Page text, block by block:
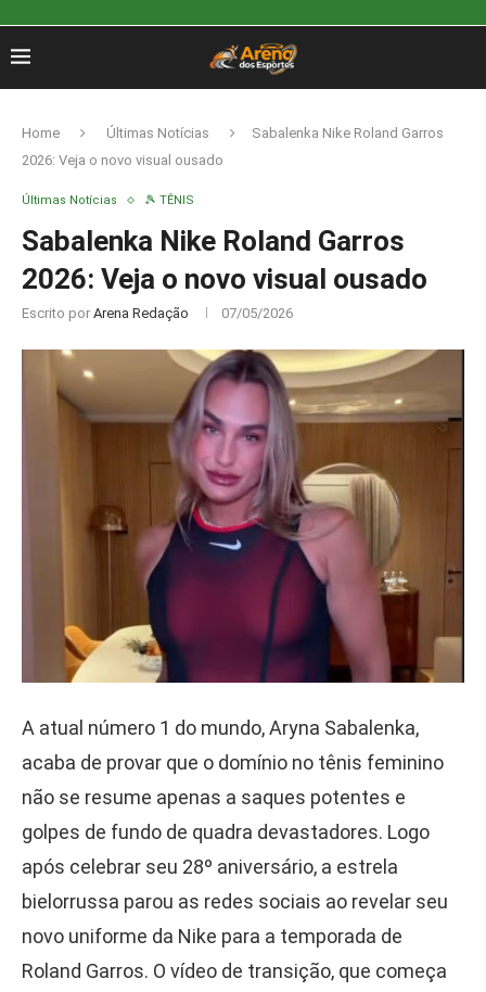
Home Últimas Notícias
Sabalenka Nike Roland Garros
2026: Veja o novo visual ousado
Últimas Notícias 🎾 TÊNIS
Sabalenka Nike Roland Garros
2026: Veja o novo visual ousado
Escrito por Arena Redação 07/05/2026
A atual número 1 do mundo, Aryna Sabalenka,
acaba de provar que o domínio no tênis feminino
não se resume apenas a saques potentes e
golpes de fundo de quadra devastadores. Logo
após celebrar seu 28º aniversário, a estrela
bielorrussa parou as redes sociais ao revelar seu
novo uniforme da Nike para a temporada de
Roland Garros. O vídeo de transição, que começa